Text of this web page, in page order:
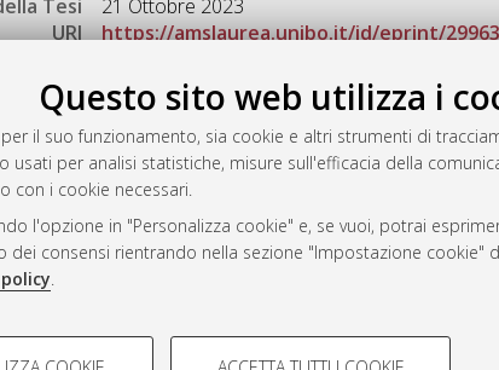
Questo sito web utilizza i
il suo funzionamento, sia cookie e altri strumenti di
per analisi statistiche, misure sull'efficacia della
con i cookie necessari.
l'opzione in "Personalizza cookie" e, se vuoi, potrai
dei consensi rientrando nella sezione "Impostazione cookie"
.
COOKIE TECNICI -
Tesi
21 Ottobre 2023
URI
https://amslaurea.unibo.it/id/eprint/29963
Gestione del documento:
implementato e gestito da
Cookie
sulla privacy
d’uso del sito